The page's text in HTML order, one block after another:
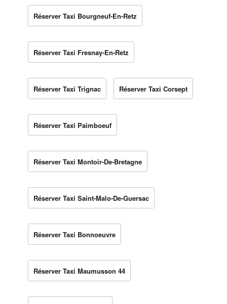
Réserver Taxi Bourgneuf-En-Retz
Réserver Taxi Fresnay-En-Retz
Réserver Taxi Trignac Réserver Taxi Corsept
Réserver Taxi Paimboeuf
Réserver Taxi Montoir-De-Bretagne
Réserver Taxi Saint-Malo-De-Guersac
Réserver Taxi Bonnoeuvre
Réserver Taxi Maumusson 44